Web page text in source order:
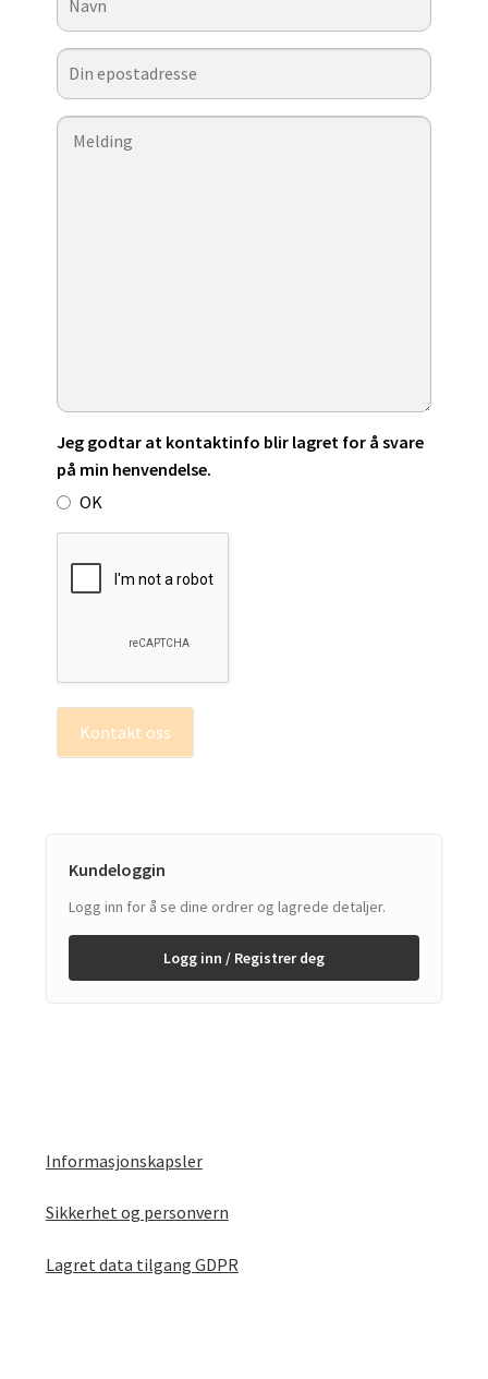
Jeg godtar at kontaktinfo blir lagret for å svare
på min henvendelse.
OK
Kontakt oss
Kundeloggin
Logg inn for å se dine ordrer og lagrede detaljer.
Logg inn / Registrer deg
Informasjonskapsler
Sikkerhet og personvern
Lagret data tilgang GDPR